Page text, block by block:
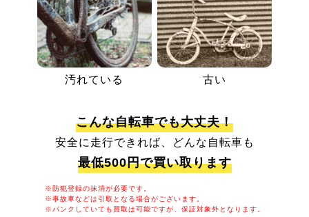
汚れている 古い
こんな自転車でも大丈夫！
安全に走行できれば、どんな自転車も
最低500円で買い取ります
※防犯登録の抹消が必要です。
※事故車などは引取となる場合がございます。
※パンクしていても買取は可能ですが、保証対象外となります。